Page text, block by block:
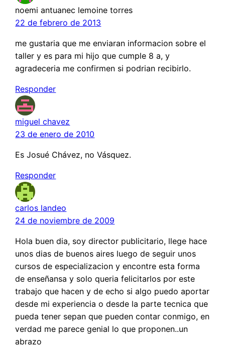
noemi antuanec lemoine torres
22 de febrero de 2013
me gustaria que me enviaran informacion sobre el
taller y es para mi hijo que cumple 8 a, y
agradeceria me confirmen si podrian recibirlo.
Responder
miguel chavez
23 de enero de 2010
Es Josué Chávez, no Vásquez.
Responder
carlos landeo
24 de noviembre de 2009
Hola buen dia, soy director publicitario, llege hace
unos dias de buenos aires luego de seguir unos
cursos de especializacion y encontre esta forma
de enseñansa y solo queria felicitarlos por este
trabajo que hacen y de echo si algo puedo aportar
desde mi experiencia o desde la parte tecnica que
pueda tener sepan que pueden contar conmigo, en
verdad me parece genial lo que proponen..un
abrazo